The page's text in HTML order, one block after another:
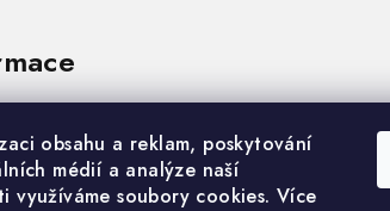
obsahu a reklam, poskytování
médií a analýze naší
využíváme soubory cookies. Více